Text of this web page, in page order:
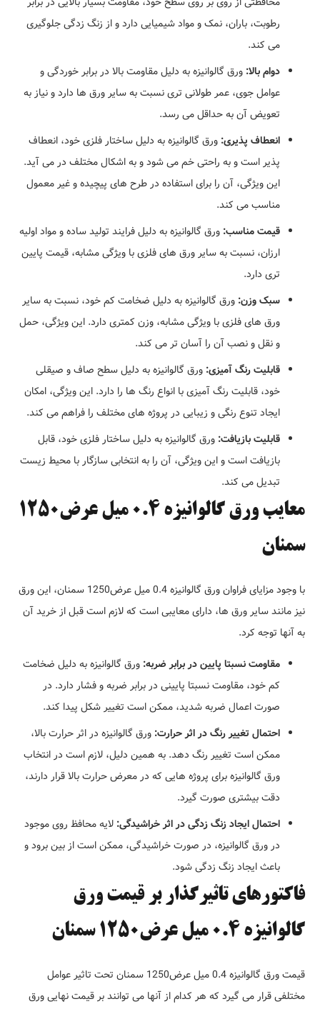
رطوبت، باران، نمک و مواد شیمیایی دارد و از زنگ زدگی جلوگیری
می کند.
دوام بالا: ورق گالوانیزه به دلیل مقاومت بالا در برابر خوردگی و
عوامل جوی، عمر طولانی تری نسبت به سایر ورق ها دارد و نیاز به
تعویض آن به حداقل می رسد.
انعطاف پذیری: ورق گالوانیزه به دلیل ساختار فلزی خود، انعطاف
پذیر است و به راحتی خم می شود و به اشکال مختلف در می آید.
این ویژگی، آن را برای استفاده در طرح های پیچیده و غیر معمول
مناسب می کند.
قیمت مناسب: ورق گالوانیزه به دلیل فرایند تولید ساده و مواد اولیه
ارزان، نسبت به سایر ورق های فلزی با ویژگی مشابه، قیمت پایین
تری دارد.
سبک وزن: ورق گالوانیزه به دلیل ضخامت کم خود، نسبت به سایر
ورق های فلزی با ویژگی مشابه، وزن کمتری دارد. این ویژگی، حمل
و نقل و نصب آن را آسان تر می کند.
قابلیت رنگ آمیزی: ورق گالوانیزه به دلیل سطح صاف و صیقلی
خود، قابلیت رنگ آمیزی با انواع رنگ ها را دارد. این ویژگی، امکان
ایجاد تنوع رنگی و زیبایی در پروژه های مختلف را فراهم می کند.
قابلیت بازیافت: ورق گالوانیزه به دلیل ساختار فلزی خود، قابل
بازیافت است و این ویژگی، آن را به انتخابی سازگار با محیط زیست
تبدیل می کند.
معایب ورق گالوانیزه 0.4 میل عرض1250
سمنان
با وجود مزایای فراوان ورق گالوانیزه 0.4 میل عرض1250 سمنان، این ورق
نیز مانند سایر ورق ها، دارای معایبی است که لازم است قبل از خرید آن
به آنها توجه کرد.
مقاومت نسبتا پایین در برابر ضربه: ورق گالوانیزه به دلیل ضخامت
کم خود، مقاومت نسبتا پایینی در برابر ضربه و فشار دارد. در
صورت اعمال ضربه شدید، ممکن است تغییر شکل پیدا کند.
احتمال تغییر رنگ در اثر حرارت: ورق گالوانیزه در اثر حرارت بالا،
ممکن است تغییر رنگ دهد. به همین دلیل، لازم است در انتخاب
ورق گالوانیزه برای پروژه هایی که در معرض حرارت بالا قرار دارند،
دقت بیشتری صورت گیرد.
احتمال ایجاد زنگ زدگی در اثر خراشیدگی: لایه محافظ روی موجود
در ورق گالوانیزه، در صورت خراشیدگی، ممکن است از بین برود و
باعث ایجاد زنگ زدگی شود.
فاکتورهای تاثیرگذار بر قیمت ورق
گالوانیزه 0.4 میل عرض1250 سمنان
قیمت ورق گالوانیزه 0.4 میل عرض1250 سمنان تحت تاثیر عوامل
مختلفی قرار می گیرد که هر کدام از آنها می توانند بر قیمت نهایی ورق